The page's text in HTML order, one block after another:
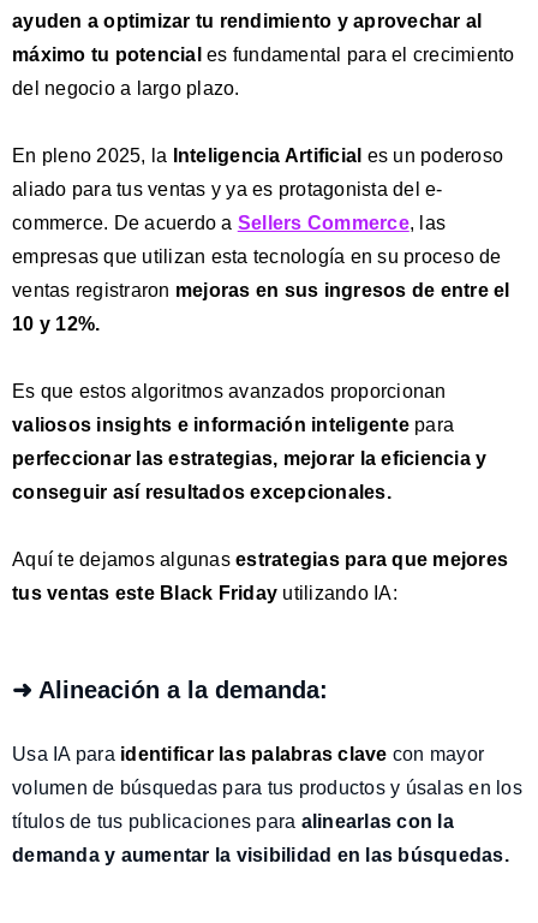
ayuden a optimizar tu rendimiento y aprovechar al
máximo tu potencial es fundamental para el crecimiento
del negocio a largo plazo.
En pleno 2025, la Inteligencia Artificial es un poderoso
aliado para tus ventas y ya es protagonista del e-
commerce. De acuerdo a Sellers Commerce, las
empresas que utilizan esta tecnología en su proceso de
ventas registraron mejoras en sus ingresos de entre el
10 y 12%.
Es que estos algoritmos avanzados proporcionan
valiosos insights e información inteligentepara
perfeccionar las estrategias, mejorar la eficiencia y
conseguir así resultados excepcionales.
Aquí te dejamos algunas estrategias para que mejores
tus ventas este Black Friday utilizando IA:
➜ Alineación a la demanda:
Usa IA para identificar las palabras clave con mayor
volumen de búsquedas para tus productos y úsalas en los
títulos de tus publicaciones para alinearlas con la
demanda y aumentar la visibilidad en las búsquedas.